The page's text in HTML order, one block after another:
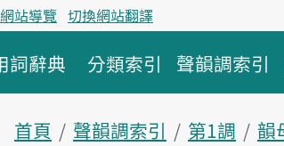
網站導覽 切換網站翻譯
詞辭典 分類索引 聲韻調索引
首頁 聲韻調索引 第1調 韻